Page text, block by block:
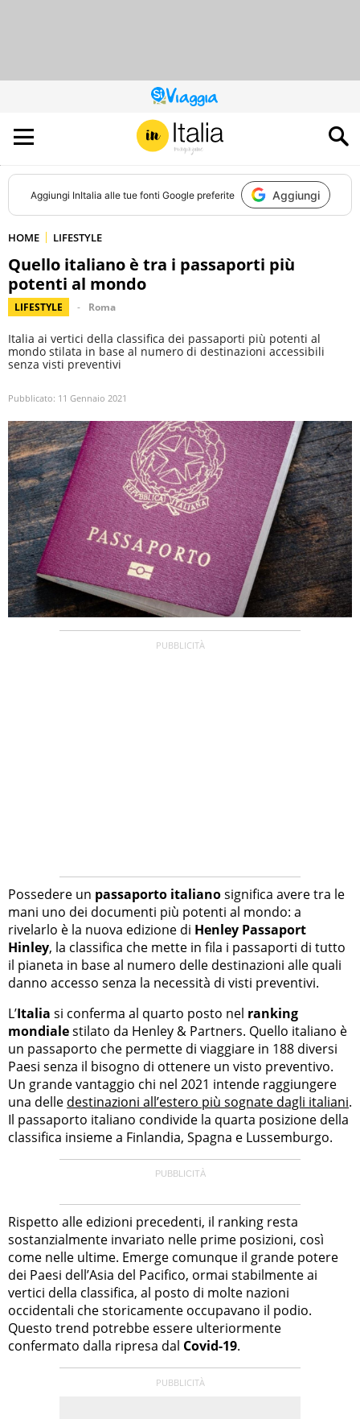
QUESTO
SITO
CONTRIBUISCE
ALL’AUDIENCE
DI
Aggiungi InItalia alle tue fonti Google preferite Aggiungi
HOME LIFESTYLE
Quello italiano è tra i passaporti più
potenti al mondo
LIFESTYLE Roma
Italia ai vertici della classifica dei passaporti più potenti al
mondo stilata in base al numero di destinazioni accessibili
senza visti preventivi
Pubblicato: 11 Gennaio 2021
Possedere un passaporto italianosignifica avere tra le
mani uno dei documenti più potenti al mondo: a
rivelarlo è la nuova edizione di Henley Passaport
Hinley, la classifica che mette in fila i passaporti di tutto
il pianeta in base al numero delle destinazioni alle quali
danno accesso senza la necessità di visti preventivi.
L’Italia si conferma al quarto posto nel ranking
mondialestilato da Henley & Partners. Quello italiano è
un passaporto che permette di viaggiare in 188 diversi
Paesi senza il bisogno di ottenere un visto preventivo.
Un grande vantaggio chi nel 2021 intende raggiungere
una delle destinazioni all’estero più sognate dagli italiani.
Il passaporto italiano condivide la quarta posizione della
classifica insieme a Finlandia, Spagna e Lussemburgo.
Rispetto alle edizioni precedenti, il ranking resta
sostanzialmente invariato nelle prime posizioni, così
come nelle ultime. Emerge comunque il grande potere
dei Paesi dell’Asia del Pacifico, ormai stabilmente ai
vertici della classifica, al posto di molte nazioni
occidentali che storicamente occupavano il podio.
Questo trend potrebbe essere ulteriormente
confermato dalla ripresa dal Covid-19.